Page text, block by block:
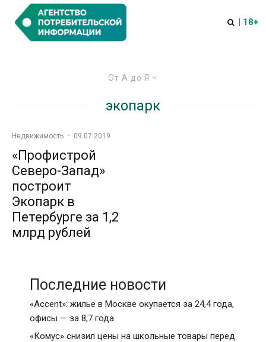
| 18+
От А до Я
экопарк
Недвижимость · 09.07.2019
«Профистрой
Северо-Запад»
построит
Экопарк в
Петербурге за 1,2
млрд рублей
Последние новости
«Accent»: жилье в Москве окупается за 24,4 года,
офисы — за 8,7 года
«Комус» снизил цены на школьные товары перед